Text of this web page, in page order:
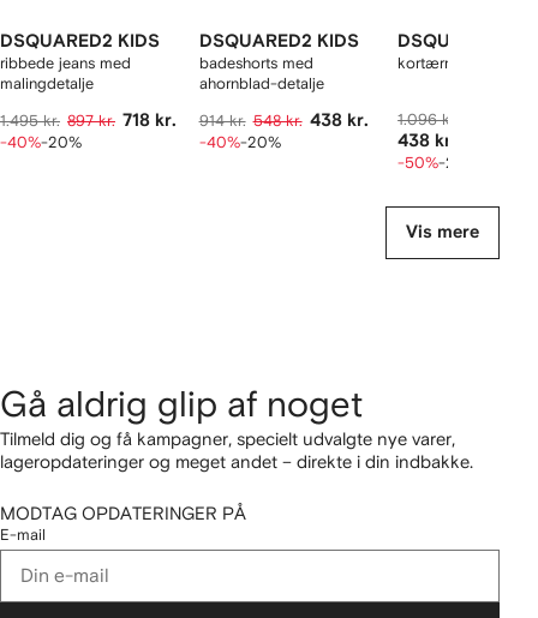
DSQUARED2 KIDS
ribbede jeans med
malingdetalje
1.495 kr. 897 kr. 718 kr.
-40%-20%
DSQUARED2 KIDS
badeshorts med
ahornblad-detalje
914 kr. 548 kr. 438 kr.
-40%-20%
DSQUARED2
kortærmet T-shirt
1.096 kr.
438 kr.
-50%-20%
Vis mere
Gå aldrig glip af noget
Tilmeld dig og få kampagner, specielt udvalgte nye varer,
lageropdateringer og meget andet – direkte i din indbakke.
MODTAG OPDATERINGER PÅ
E-mail